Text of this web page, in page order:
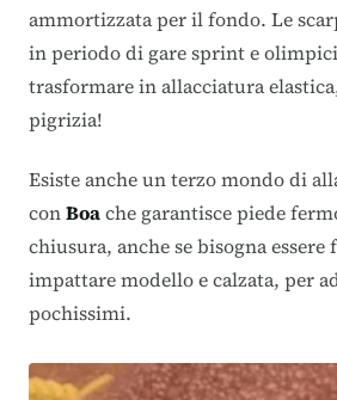
ammortizzata per il fondo. Le
in periodo di gare sprint e
trasformare in allacciatura
pigrizia!
Esiste anche un terzo mondo di
conBoache garantisce piede
chiusura, anche se bisogna
impattare modello e calzata, per
pochissimi.